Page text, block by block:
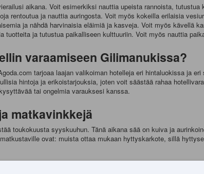
aikana. Voit esimerkiksi nauttia upeista rannoista,
rentoutua ja nauttia auringosta. Voit myös kokeilla erilaisia
ja nähdä harvinaisia eläimiä ja kasveja. Voit myös kävellä
ja tutustua paikalliseen kulttuuriin. Voit myös nauttia
varaamiseen Gilimanukissa?
tarjoaa laajan valikoiman hotelleja eri hintaluokissa ja
hintoja ja erikoistarjouksia, joten voit säästää rahaa
tai ongelmia varauksesi kanssa.
matkavinkkejä
toukokuusta syyskuuhun. Tänä aikana sää on kuiva ja
ovat: muista ottaa mukaan hyttyskarkote, sillä